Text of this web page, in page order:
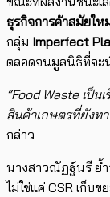
ธุรกิจการค้าสมัยใ
กลุ่ม Imperfect
ตลอดจนมูลนิธิที่จะ
“Food Waste เป็น
สินค้าเกษตรที่ยังท
กล่าว
นางสาวณัฏฐ์นรี ย้ำ
ไม่ใช่แค่ CSR เก็บข